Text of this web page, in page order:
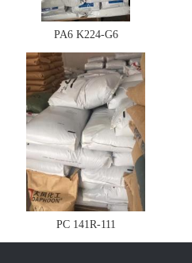
PA6 K224-G6
PC 141R-111